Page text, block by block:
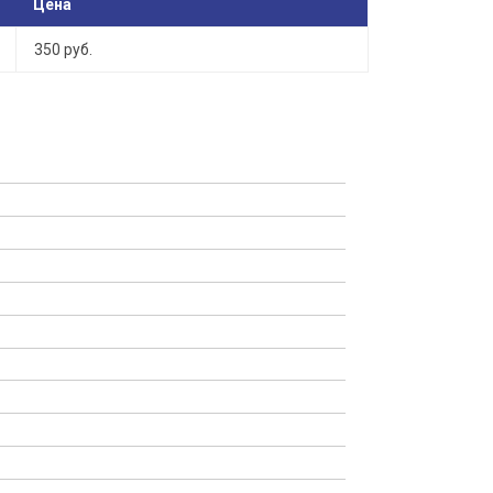
Цена
350 руб.